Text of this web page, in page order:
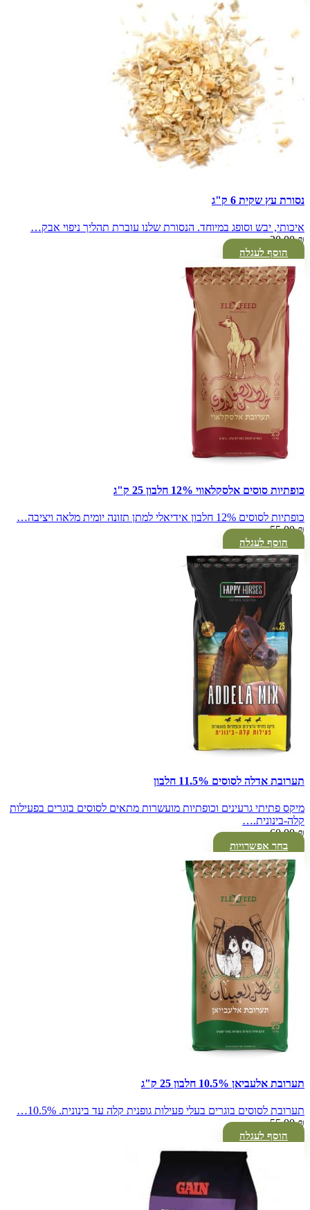
נסורת עץ שקית 6 ק"ג
איכותי, יבש וסופג במיוחד. הנסורת שלנו עוברת תהליך ניפוי אבק…
20.00₪
הוסף לעגלה
כופתיות סוסים אלסקלאווי 12% חלבון 25 ק"ג
כופתיות לסוסים 12% חלבון אידיאלי למתן תזונה יומית מלאה ויציבה…
55.00₪
הוסף לעגלה
תערובת אדלה לסוסים 11.5% חלבון
מיקס פתיתי גרעינים וכופתיות מועשרות מתאים לסוסים בוגרים בפעילות
קלה-בינונית.…
60.00₪
בחר אפשרויות
תערובת אלעביאן 10.5% חלבון 25 ק"ג
תערובת לסוסים בוגרים בעלי פעילות גופנית קלה עד בינונית. 10.5%…
55.00₪
הוסף לעגלה